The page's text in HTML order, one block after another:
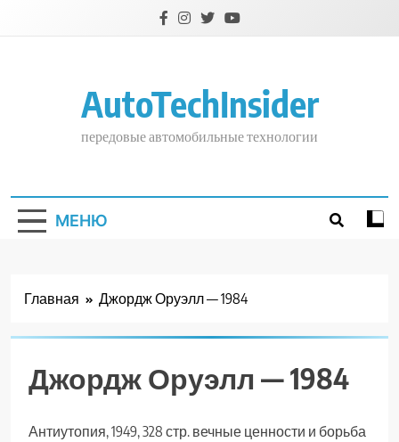
AutoTechInsider
передовые автомобильные технологии
МЕНЮ
Главная Джордж Оруэлл — 1984
Джордж Оруэлл — 1984
Антиутопия, 1949, 328 стр. вечные ценности и борьба